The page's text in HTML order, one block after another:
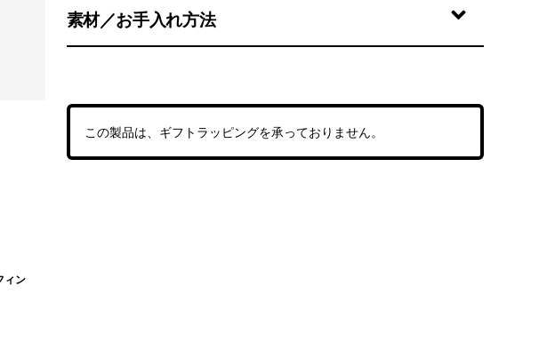
素材／お手入れ方法
この製品は、ギフトラッピングを承っておりません。
ィン